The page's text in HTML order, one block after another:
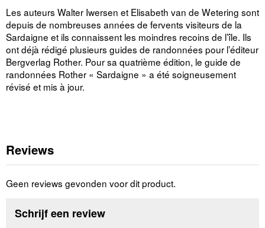
Les auteurs Walter Iwersen et Elisabeth van de Wetering sont
depuis de nombreuses années de fervents visiteurs de la
Sardaigne et ils connaissent les moindres recoins de l’île. Ils
ont déjà rédigé plusieurs guides de randonnées pour l’éditeur
Bergverlag Rother. Pour sa quatrième édition, le guide de
randonnées Rother « Sardaigne » a été soigneusement
révisé et mis à jour.
Reviews
Geen reviews gevonden voor dit product.
Schrijf een review